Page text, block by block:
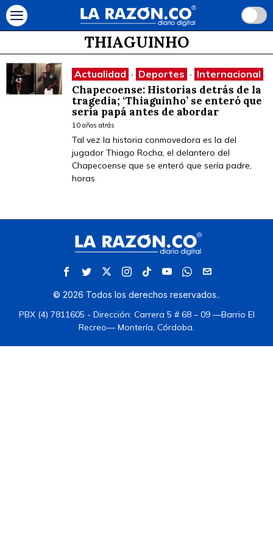
THIAGUINHO
Actualidad · Deportes · Internacional
Chapecoense: Historias detrás de la
tragedia; ‘Thiaguinho’ se enteró que
sería papá antes de abordar
10 años atrás
Tal vez la historia conmovedora es la del
jugador Thiago Rocha, el delantero del
Chapecoense que se enteró que sería padre,
horas
© 2026 Todos los derechos reservados..
PBX (4) 7811605 - Dirección: Carrera 5 # 68 – 09 —Barrio El
Recreo— Montería, Córdoba.